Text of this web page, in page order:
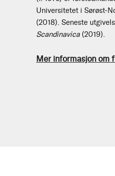
Universitetet i Sørøst-
(2018). Seneste
Scandinavica(2019).
Mer informasjon om